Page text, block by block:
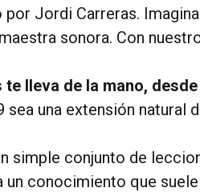
Jordi Carreras.
sonora. Con
te lleva de la mano,
una extensión natural
simple conjunto de
un conocimiento que